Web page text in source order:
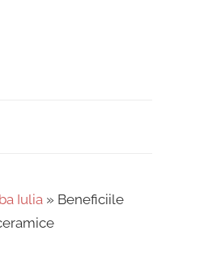
Iulia » Beneficiile